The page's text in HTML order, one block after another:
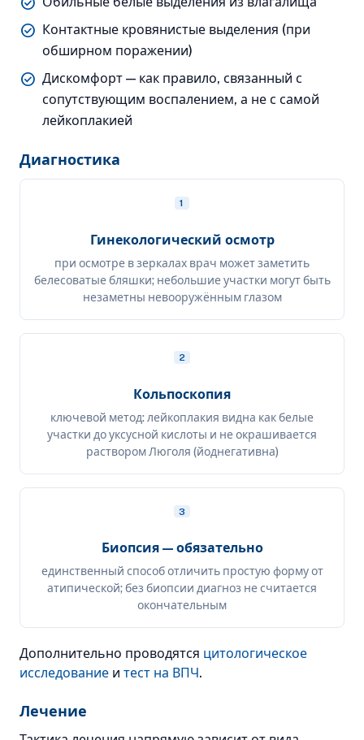
check_circle Контактные кровянистые выделения (при
обширном поражении)
check_circle Дискомфорт — как правило, связанный с
сопутствующим воспалением, а не с самой
лейкоплакией
Диагностика
1
Гинекологический осмотр
при осмотре в зеркалах врач может заметить
белесоватые бляшки; небольшие участки могут быть
незаметны невооружённым глазом
2
Кольпоскопия
ключевой метод: лейкоплакия видна как белые
участки до уксусной кислоты и не окрашивается
раствором Люголя (йоднегативна)
3
Биопсия — обязательно
единственный способ отличить простую форму от
атипической; без биопсии диагноз не считается
окончательным
Дополнительно проводятся цитологическое
исследование и тест на ВПЧ.
Лечение